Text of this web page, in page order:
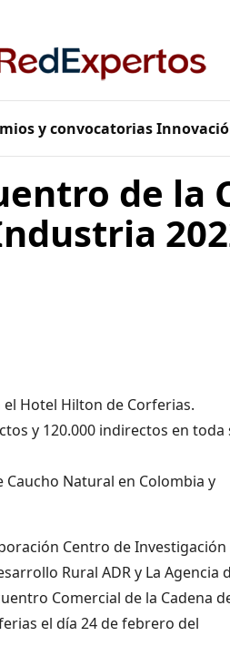
y convocatorias
de la
Hotel Hilton de Corferias.
y 120.000 indirectos en toda
Natural en Colombia y
Centro de Investigación
Rural ADR y La Agencia
Comercial de la Cadena
el día 24 de febrero del